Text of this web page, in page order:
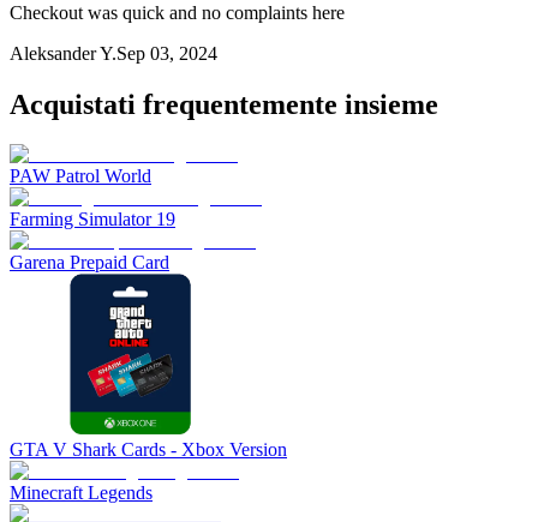
Checkout was quick and no complaints here
Aleksander Y.Sep 03, 2024
Acquistati frequentemente insieme
PAW Patrol World
Farming Simulator 19
Garena Prepaid Card
GTA V Shark Cards - Xbox Version
Minecraft Legends